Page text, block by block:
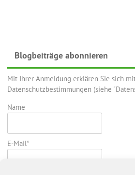
Blogbeiträge abonnieren
Mit Ihrer Anmeldung erklären Sie sich
Datenschutzbestimmungen (siehe
Name
E-Mail*